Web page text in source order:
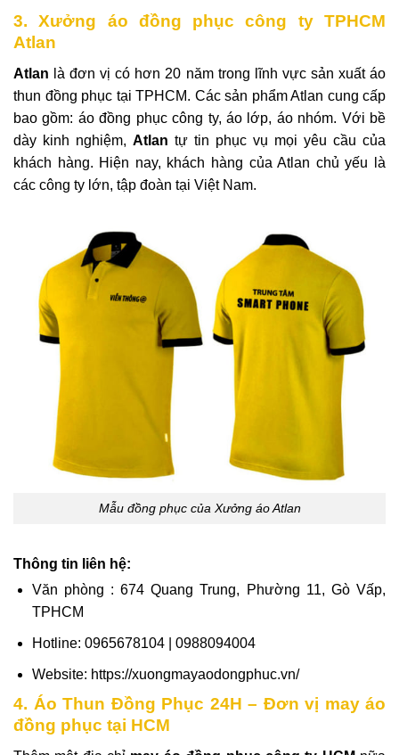
3. Xưởng áo đồng phục công ty TPHCM
Atlan
Atlan là đơn vị có hơn 20 năm trong lĩnh vực sản xuất áo
thun đồng phục tại TPHCM. Các sản phẩm Atlan cung cấp
bao gồm: áo đồng phục công ty, áo lớp, áo nhóm. Với bề
dày kinh nghiệm, Atlan tự tin phục vụ mọi yêu cầu của
khách hàng. Hiện nay, khách hàng của Atlan chủ yếu là
các công ty lớn, tập đoàn tại Việt Nam.
Mẫu đồng phục của Xưởng áo Atlan
Thông tin liên hệ:
Văn phòng : 674 Quang Trung, Phường 11, Gò Vấp,
TPHCM
Hotline: 0965678104 | 0988094004
Website: https://xuongmayaodongphuc.vn/
4. Áo Thun Đồng Phục 24H – Đơn vị may áo
đồng phục tại HCM